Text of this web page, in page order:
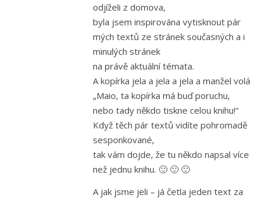
odjíželi z domova,
byla jsem inspirována vytisknout pár
mých textů ze stránek současných a i
minulých stránek
na právě aktuální témata.
A kopírka jela a jela a jela a manžel volá
„Maio, ta kopírka má buď poruchu,
nebo tady někdo tiskne celou knihu!“
Když těch pár textů vidíte pohromadě
sesponkované,
tak vám dojde, že tu někdo napsal více
než jednu knihu. 🙂 🙂 🙂
A jak jsme jeli – já četla jeden text za